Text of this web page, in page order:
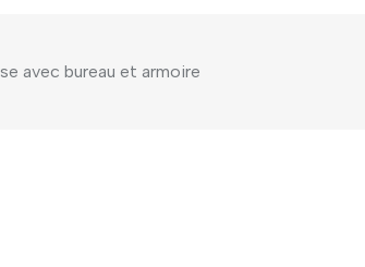
avec bureau et armoire